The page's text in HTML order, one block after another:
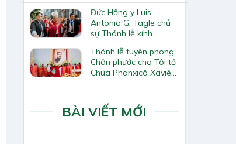
Đức Hồng y Luis
Antonio G. Tagle chủ
sự Thánh lễ kính
Thánh Tô-ma Tông đồ
tại Nhà thờ Chính tòa
Hà Nội
Thánh lễ tuyên phong
Chân phước cho Tôi tớ
Chúa Phanxicô Xaviê
Trương Bửu Diệp
BÀI VIẾT MỚI